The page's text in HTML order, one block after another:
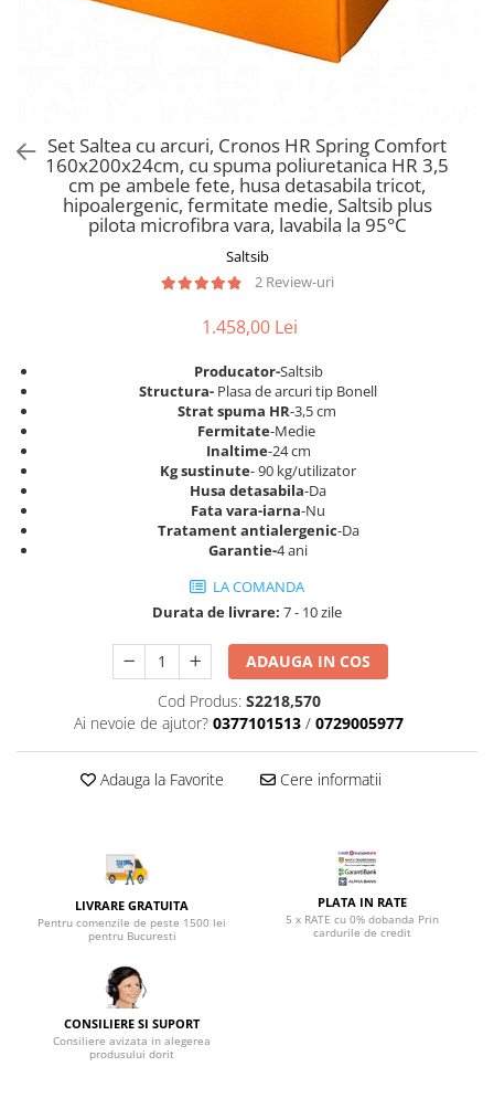
Saltele Pocket
Saltele cu arcuri impachetate
Saltele Memory Pocket
Saltele cu plasa arcuri
Saltele cu spuma
Saltele cu spuma
Saltele cu spuma poliuretanica
Saltele 160x200
Saltele 180x200
Top saltele
Top saltele 5 cm
Top saltele 10 cm
Top saltele memory 5 cm
Top saltele MemoHR 6.5 cm
Saltele cu plasa de arcuri
Saltele cu spuma
Scaune pentru living
Seturi comode living si vitrine
Mobila living
Set mese plus scaune
Etajere Birou
Dulap birou
Birouri
Scaune pentru birou
Scaune pentru vizitatori
Scaune manager
Scaune pentru bucatarie
Seturi mese si scaune bucatarie
Mobila hol
Suporturi si rafturi pantofi
Portmantouri
Stender haine
Suport pentru umerase
Etajere
Mobilier gradinita
Mese gradinita
Scaune gradinita
Scaune birou copii
Scaune resigilate
Scaune gradinita
Scaune conferinta
Scaune terasa si outdoor
Set Saltea cu arcuri, Cronos HR Spring Comfort
160x200x24cm, cu spuma poliuretanica HR 3,5
cm pe ambele fete, husa detasabila tricot,
hipoalergenic, fermitate medie, Saltsib plus
pilota microfibra vara, lavabila la 95°C
Saltsib
2 Review-uri
1.458,00 Lei
Producator-Saltsib
Structura- Plasa de arcuri tip Bonell
Strat spuma HR-3,5 cm
Fermitate-Medie
Inaltime-24 cm
Kg sustinute- 90 kg/utilizator
Husa detasabila-Da
Fata vara-iarna-Nu
Tratament antialergenic-Da
Garantie-4 ani
LA COMANDA
Durata de livrare: 7 - 10 zile
ADAUGA IN COS
Cod Produs: S2218,570
Ai nevoie de ajutor? 0377101513 / 0729005977
Adauga la Favorite Cere informatii
LIVRARE GRATUITA
Pentru comenzile de peste 1500 lei
pentru Bucuresti
PLATA IN RATE
5 x RATE cu 0% dobanda Prin
cardurile de credit
CONSILIERE SI SUPORT
Consiliere avizata in alegerea
produsului dorit